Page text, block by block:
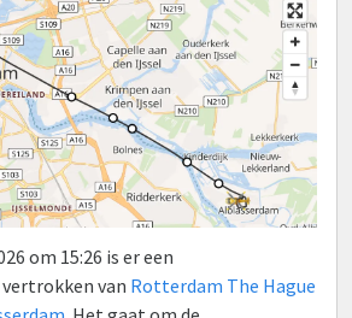
om 15:26 is er een
van Rotterdam The Hague